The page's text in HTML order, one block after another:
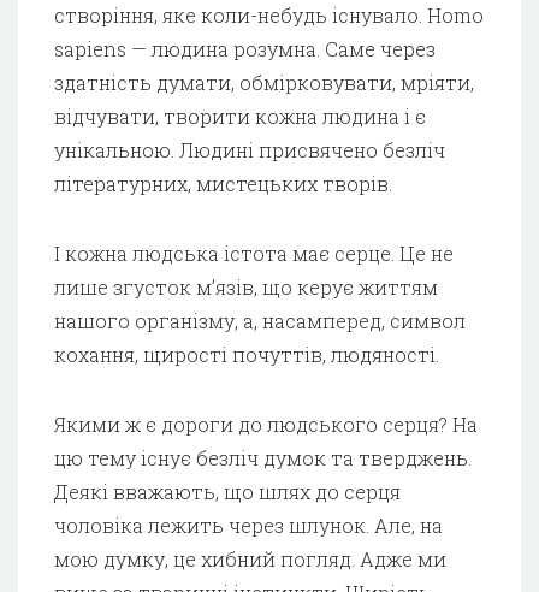
створіння, яке коли-небудь існувало. Homo
sapiens — людина розумна. Саме через
здатність думати, обмірковувати, мріяти,
відчувати, творити кожна людина і є
унікальною. Людині присвячено безліч
літературних, мистецьких творів.
І кожна людська істота має серце. Це не
лише згусток м’язів, що керує життям
нашого організму, а, насамперед, символ
кохання, щирості почуттів, людяності.
Якими ж є дороги до людського серця? На
цю тему існує безліч думок та тверджень.
Деякі вважають, що шлях до серця
чоловіка лежить через шлунок. Але, на
мою думку, це хибний погляд. Адже ми